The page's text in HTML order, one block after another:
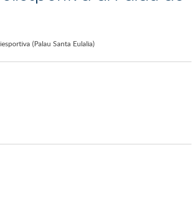
(Palau Santa Eulalia)